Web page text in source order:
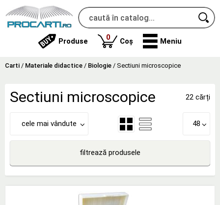
Produse 0produse
Coș Meniu
Carti / Materiale didactice / Biologie / Sectiuni microscopice
Sectiuni microscopice 22 cărți
cele mai vândute 48
filtrează produsele